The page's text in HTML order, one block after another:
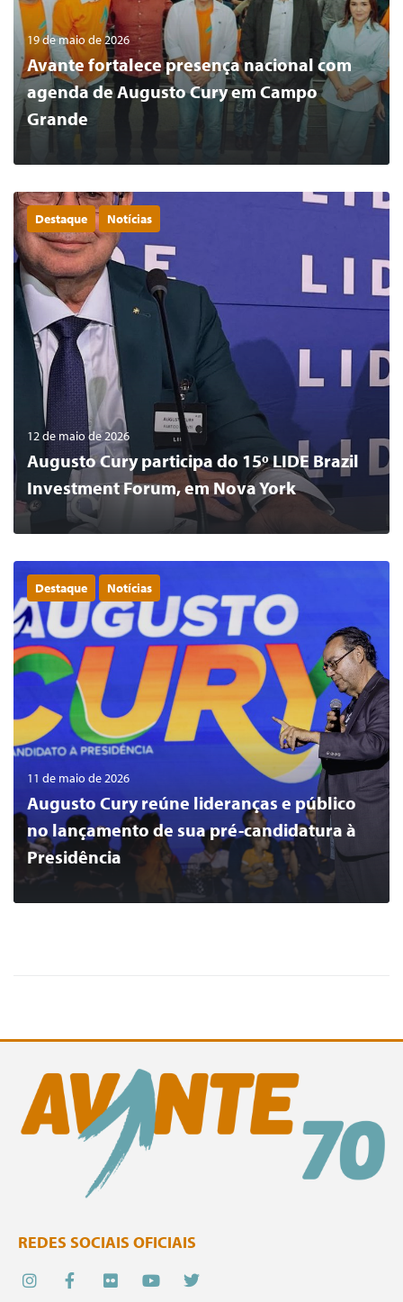
19 de maio de 2026
Avante fortalece presença nacional com
agenda de Augusto Cury em Campo
Grande
LER MAIS
Destaque Notícias
12 de maio de 2026
Augusto Cury participa do 15º LIDE Brazil
Investment Forum, em Nova York
LER MAIS 0
Destaque Notícias
11 de maio de 2026
Augusto Cury reúne lideranças e público
no lançamento de sua pré-candidatura à
Presidência
REDES SOCIAIS OFICIAIS